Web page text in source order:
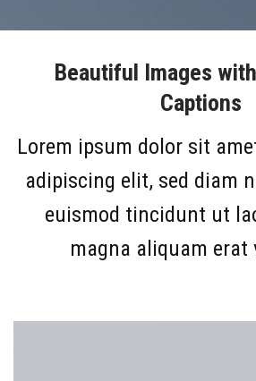
Beautiful Images
Captions
Lorem ipsum dolor sit
adipiscing elit, sed diam
euismod tincidunt ut
magna aliquam erat